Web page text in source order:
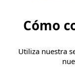
Cómo
Utiliza nuestra